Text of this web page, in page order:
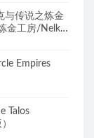
与传说之炼金
金工房/Nelke
Empires
Talos